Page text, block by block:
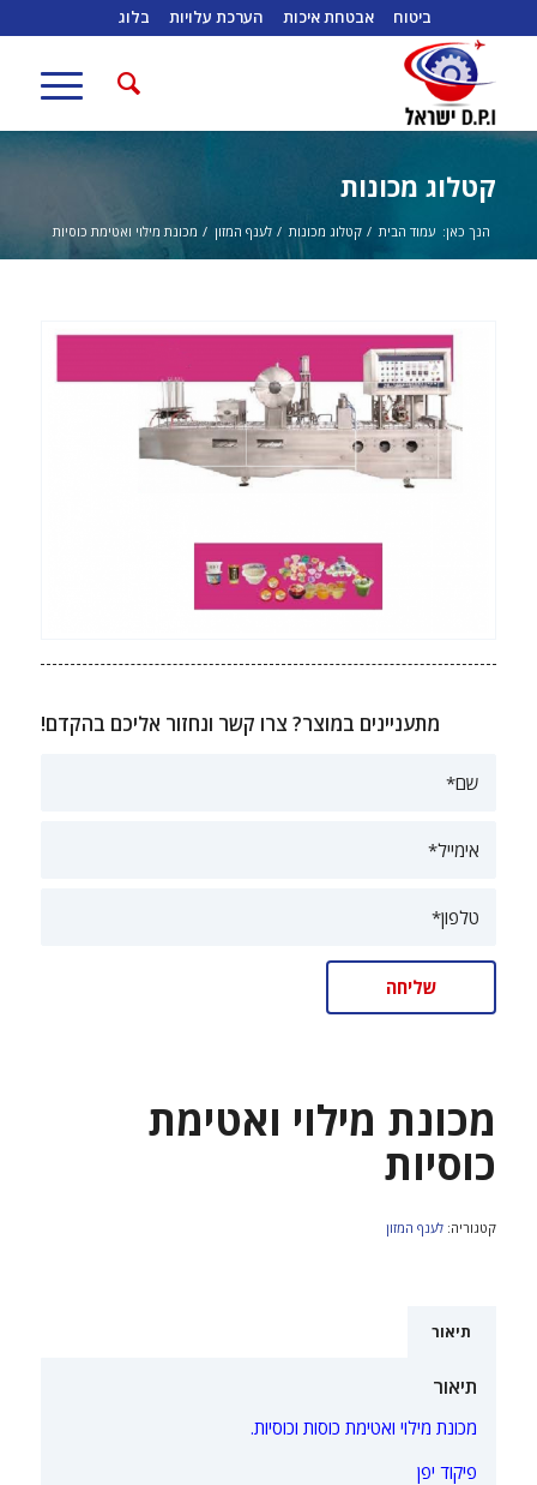
ביטוח אבטחת איכות הערכת עלויות בלוג
קטלוג מכונות
הנך כאן: עמוד הבית / קטלוג מכונות / לענף המזון / מכונת מילוי ואטימת כוסיות
מתעניינים במוצר? צרו קשר ונחזור אליכם בהקדם!
מכונת מילוי ואטימת
כוסיות
קטגוריה: לענף המזון
תיאור
תיאור
מכונת מילוי ואטימת כוסות וכוסיות.
פיקוד יפן